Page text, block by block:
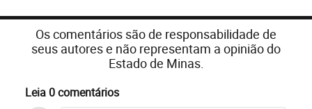
Os comentários são de responsabilidade de
seus autores e não representam a opinião do
Estado de Minas.
Leia 0 comentários